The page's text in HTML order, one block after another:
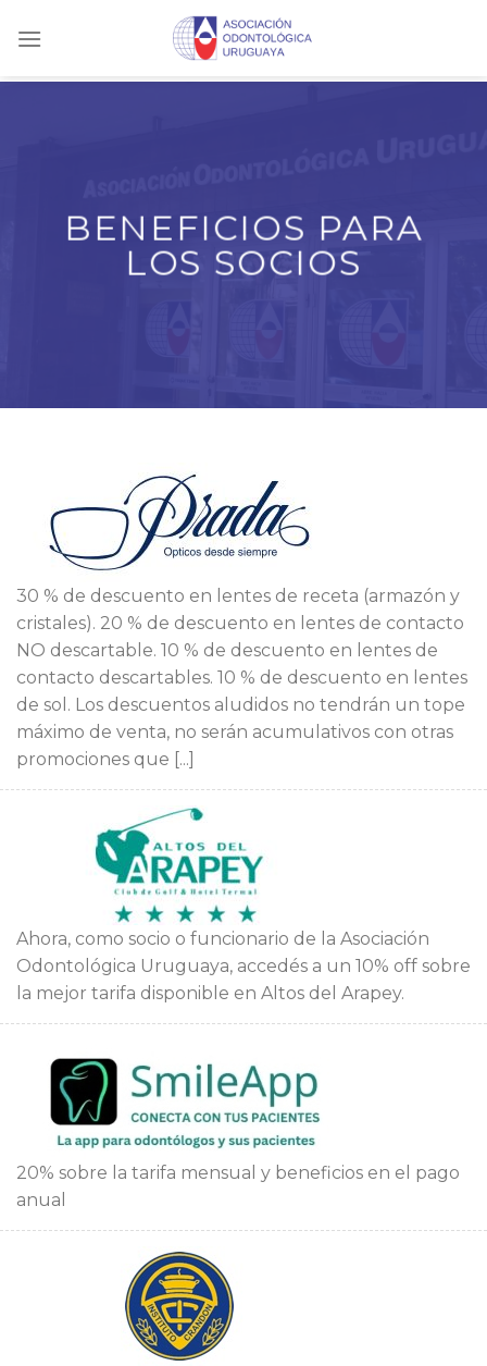
BENEFICIOS PARA
LOS SOCIOS
30 % de descuento en lentes de receta (armazón y
cristales). 20 % de descuento en lentes de contacto
NO descartable. 10 % de descuento en lentes de
contacto descartables. 10 % de descuento en lentes
de sol. Los descuentos aludidos no tendrán un tope
máximo de venta, no serán acumulativos con otras
promociones que [...]
Ahora, como socio o funcionario de la Asociación
Odontológica Uruguaya, accedés a un 10% off sobre
la mejor tarifa disponible en Altos del Arapey.
20% sobre la tarifa mensual y beneficios en el pago
anual